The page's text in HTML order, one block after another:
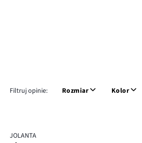
Filtruj opinie: Rozmiar Kolor
4
JOLANTA